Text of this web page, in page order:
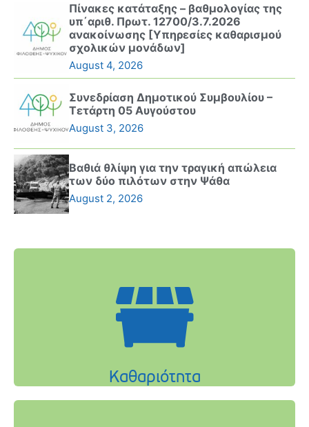
Πίνακες κατάταξης – βαθμολογίας της
υπ΄αριθ. Πρωτ. 12700/3.7.2026
ανακοίνωσης [Υπηρεσίες καθαρισμού
σχολικών μονάδων]
August 4, 2026
Συνεδρίαση Δημοτικού Συμβουλίου –
Τετάρτη 05 Αυγούστου
August 3, 2026
Βαθιά θλίψη για την τραγική απώλεια
των δύο πιλότων στην Ψάθα
August 2, 2026